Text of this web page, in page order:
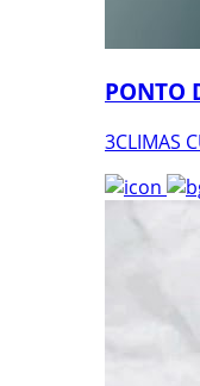
PONTO
3CLIMAS